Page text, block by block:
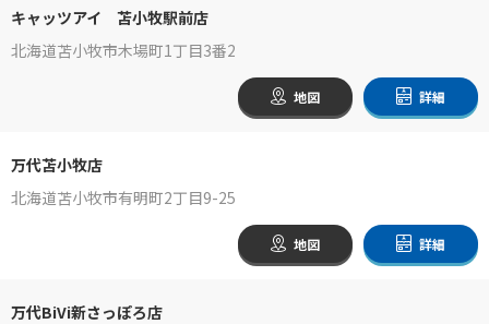
キャッツアイ 苫小牧駅前店
北海道苫小牧市木場町1丁目3番2
地図 詳細
万代苫小牧店
北海道苫小牧市有明町2丁目9-25
地図 詳細
万代BiVi新さっぽろ店